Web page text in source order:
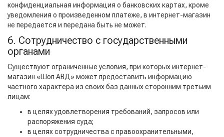
конфиденциальная информация о банковских картах, кроме
уведомления о произведенном платеже, в интернет-магазин
не передается и передана быть не может.
6. Сотрудничество с государственными
органами
Существуют ограниченные условия, при которых интернет-
магазин «Шоп АВД» может предоставить информацию
частного характера из своих баз данных сторонним третьим
лицам:
в целях удовлетворения требований, запросов или
распоряжения суда;
в целях сотрудничества с правоохранительными,